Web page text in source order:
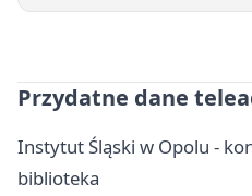
Przydatne dane
Instytut Śląski w Opolu -
biblioteka